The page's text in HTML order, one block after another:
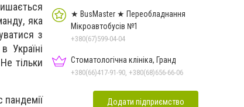
яка
з
Україні
тільки
★ BusMaster ★ Переобладнання
Мікроавтобусів №1
+380(67)599-04-04
Стоматологічна клініка, Гранд
+380(66)417-91-90, +380(68)656-66-06
Додати підприємство